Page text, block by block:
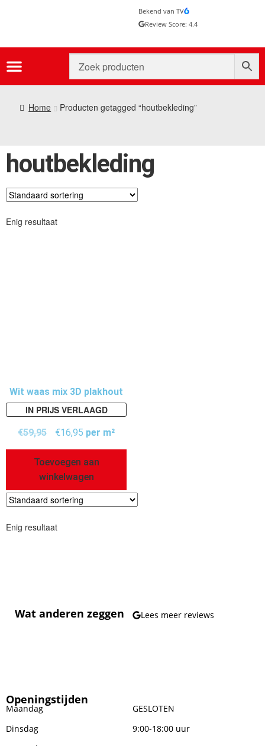
Bekend van TV
Review Score: 4.4
Home Producten getagged “houtbekleding”
houtbekleding
Enig resultaat
Wit waas mix 3D plakhout
IN PRIJS VERLAAGD
€59,95 €16,95 per m²
Toevoegen aan
winkelwagen
Enig resultaat
Wat anderen zeggen Lees meer reviews
Openingstijden
Maandag
GESLOTEN
Dinsdag
9:00-18:00 uur